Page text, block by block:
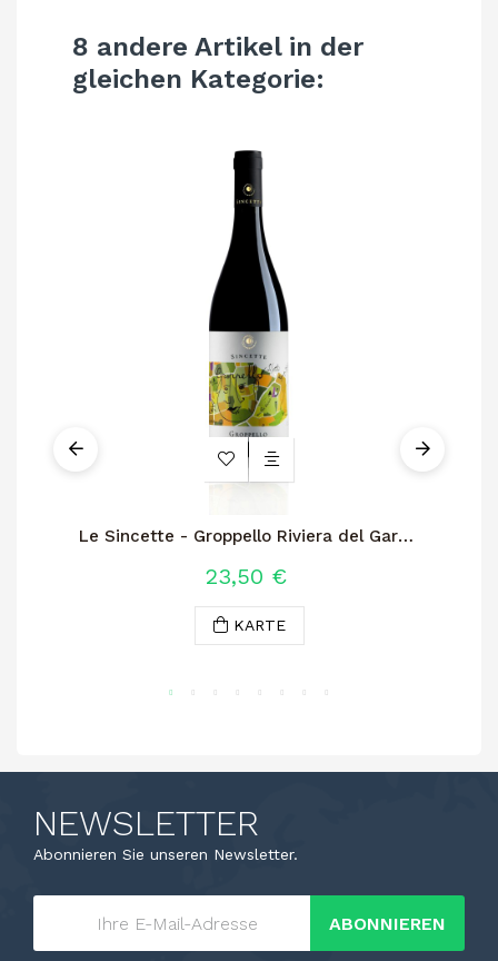
8 andere Artikel in der
gleichen Kategorie:
Le Sincette - Groppello Riviera del Garda
23,50 €
KARTE
NEWSLETTER
Abonnieren Sie unseren Newsletter.
ABONNIEREN